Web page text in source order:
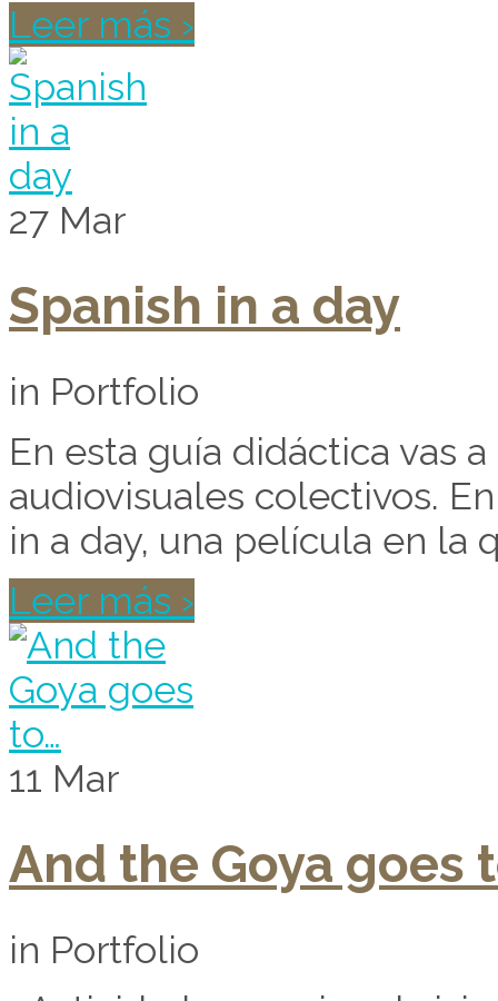
Leer más ›
27 Mar
Spanish in a day
in Portfolio
En esta guía didáctica vas
audiovisuales colectivos.
in a day, una película en la
Leer más ›
11 Mar
And the Goya goes
in Portfolio